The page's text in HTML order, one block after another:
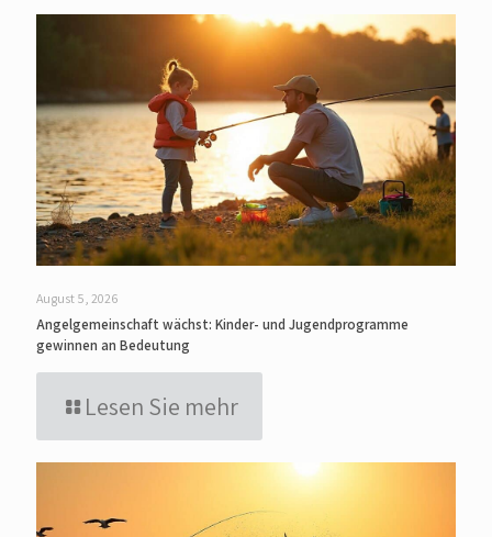
August 5, 2026
Angelgemeinschaft wächst: Kinder- und Jugendprogramme
gewinnen an Bedeutung
Lesen Sie mehr